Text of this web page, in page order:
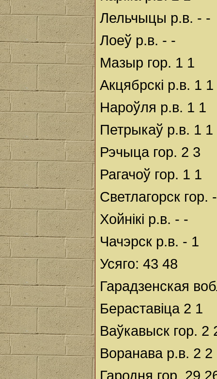
Лельчыцы р.в. - -
Лоеў р.в. - -
Мазыр гор. 1 1
Акцябрскі р.в. 1 1
Нароўля р.в. 1 1
Петрыкаў р.в. 1 1
Рэчыца гор. 2 3
Рагачоў гор. 1 1
Светлагорск гор.
Хойнікі р.в. - -
Чачэрск р.в. - 1
Усяго: 43 48
Гарадзенская
Бераставіца 2 1
Ваўкавыск гор. 2
Воранава р.в. 2 2
Гародня гор. 29